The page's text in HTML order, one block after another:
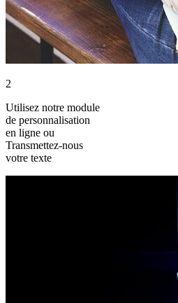
2
Utilisez notre module
de personnalisation
en ligne ou
Transmettez-nous
votre texte